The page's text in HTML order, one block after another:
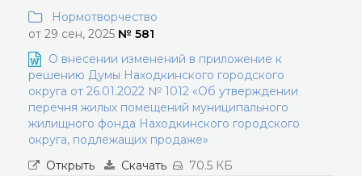
Нормотворчество
от 29 сен, 2025 № 581
О внесении изменений в приложение к
решению Думы Находкинского городского
округа от 26.01.2022 № 1012 «Об утверждении
перечня жилых помещений муниципального
жилищного фонда Находкинского городского
округа, подлежащих продаже»
Открыть
Скачать 70.5 КБ